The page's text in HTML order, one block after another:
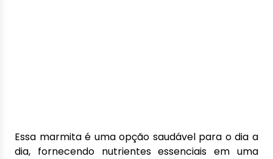
Essa marmita é uma opção saudável para o dia a
dia, fornecendo nutrientes essenciais em uma